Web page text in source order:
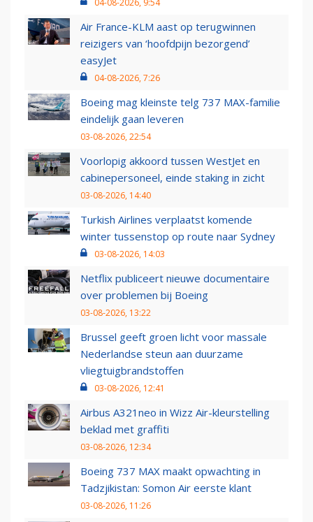
04-08-2026, 9:54
Air France-KLM aast op terugwinnen
reizigers van ‘hoofdpijn bezorgend’
easyJet
04-08-2026, 7:26
Boeing mag kleinste telg 737 MAX-familie
eindelijk gaan leveren
03-08-2026, 22:54
Voorlopig akkoord tussen WestJet en
cabinepersoneel, einde staking in zicht
03-08-2026, 14:40
Turkish Airlines verplaatst komende
winter tussenstop op route naar Sydney
03-08-2026, 14:03
Netflix publiceert nieuwe documentaire
over problemen bij Boeing
03-08-2026, 13:22
Brussel geeft groen licht voor massale
Nederlandse steun aan duurzame
vliegtuigbrandstoffen
03-08-2026, 12:41
Airbus A321neo in Wizz Air-kleurstelling
beklad met graffiti
03-08-2026, 12:34
Boeing 737 MAX maakt opwachting in
Tadzjikistan: Somon Air eerste klant
03-08-2026, 11:26